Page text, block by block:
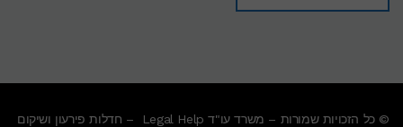
© כל הזכויות שמורות – משרד עו"ד Legal Help – חדלות פירעון ושיקום